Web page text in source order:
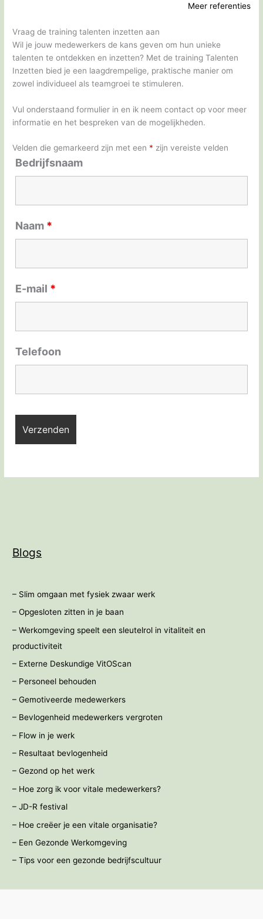
Meer referenties
Vraag de training talenten inzetten aan
Wil je jouw medewerkers de kans geven om hun unieke
talenten te ontdekken en inzetten? Met de training Talenten
Inzetten bied je een laagdrempelige, praktische manier om
zowel individueel als teamgroei te stimuleren.
Vul onderstaand formulier in en ik neem contact op voor meer
informatie en het bespreken van de mogelijkheden.
Velden die gemarkeerd zijn met een * zijn vereiste velden
Bedrijfsnaam
Naam *
E-mail *
Telefoon
Blogs
– Slim omgaan met fysiek zwaar werk
– Opgesloten zitten in je baan
– Werkomgeving speelt een sleutelrol in vitaliteit en
productiviteit
– Externe Deskundige VitOScan
– Personeel behouden
– Gemotiveerde medewerkers
– Bevlogenheid medewerkers vergroten
– Flow in je werk
– Resultaat bevlogenheid
– Gezond op het werk
– Hoe zorg ik voor vitale medewerkers?
– JD-R festival
– Hoe creëer je een vitale organisatie?
– Een Gezonde Werkomgeving
– Tips voor een gezonde bedrijfscultuur